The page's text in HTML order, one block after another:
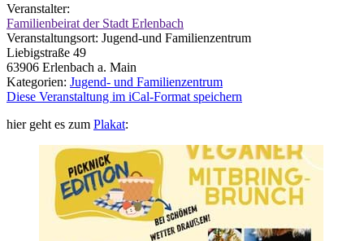
Veranstalter:
Familienbeirat der Stadt Erlenbach
Veranstaltungsort: Jugend-und Familienzentrum
Liebigstraße 49
63906 Erlenbach a. Main
Kategorien: Jugend- und Familienzentrum
Diese Veranstaltung im iCal-Format speichern
hier geht es zum Plakat: